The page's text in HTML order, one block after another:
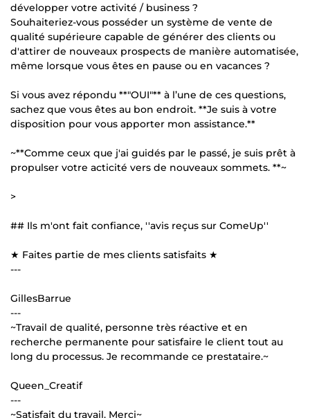
développer votre activité / business ?
Souhaiteriez-vous posséder un système de vente de
qualité supérieure capable de générer des clients ou
d'attirer de nouveaux prospects de manière automatisée,
même lorsque vous êtes en pause ou en vacances ?
Si vous avez répondu **"OUI"** à l’une de ces questions,
sachez que vous êtes au bon endroit. **Je suis à votre
disposition pour vous apporter mon assistance.**
~**Comme ceux que j'ai guidés par le passé, je suis prêt à
propulser votre acticité vers de nouveaux sommets. **~
>
## Ils m'ont fait confiance, ''avis reçus sur ComeUp''
★ Faites partie de mes clients satisfaits ★
---
GillesBarrue
---
~Travail de qualité, personne très réactive et en
recherche permanente pour satisfaire le client tout au
long du processus. Je recommande ce prestataire.~
Queen_Creatif
---
~Satisfait du travail. Merci~